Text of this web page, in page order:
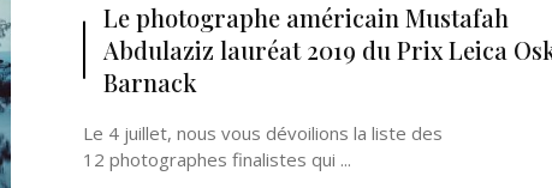
Le photographe américain Mustafah
Abdulaziz lauréat 2019 du Prix Leica
Barnack
Le 4 juillet, nous vous dévoilions la liste des
12 photographes finalistes qui ...